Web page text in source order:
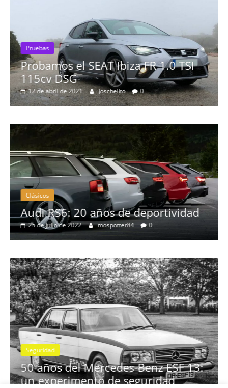
Pruebas
Probamos el SEAT Ibiza FR 1.0 TSI
115cv DSG
12 de abril de 2021 Joschelito 0
Clásicos
Audi RS6: 20 años de deportividad
25 de julio de 2022 mospotter84 0
Seguridad
50 años del Mercedes-Benz ESF 13:
un experimento de seguridad